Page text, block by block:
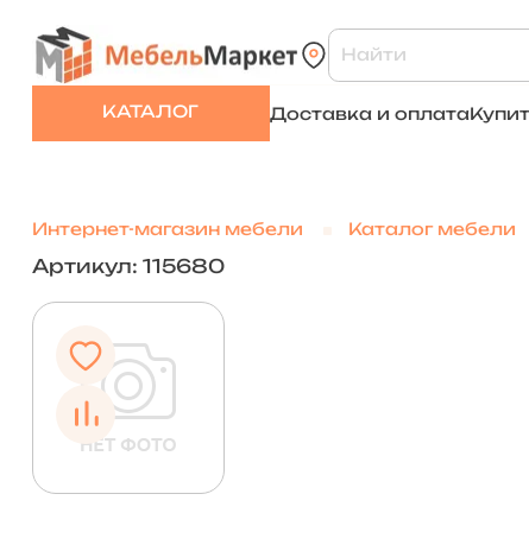
КАТАЛОГ Доставка и оплата
Интернет-магазин мебели Каталог мебели
Артикул: 115680